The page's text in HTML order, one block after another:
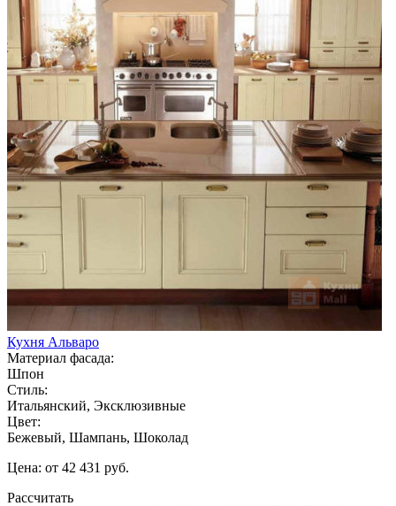
Кухня Альваро
Материал фасада:
Шпон
Стиль:
Итальянский, Эксклюзивные
Цвет:
Бежевый, Шампань, Шоколад
Цена: от 42 431 руб.
Рассчитать